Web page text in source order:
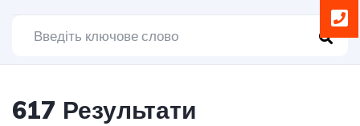
617 Результати